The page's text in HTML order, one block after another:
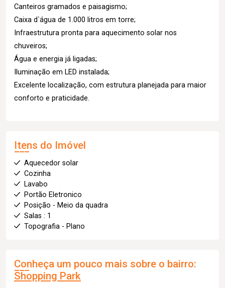
Canteiros gramados e paisagismo;
Caixa d`água de 1.000 litros em torre;
Infraestrutura pronta para aquecimento solar nos
chuveiros;
Água e energia já ligadas;
Iluminação em LED instalada;
Excelente localização, com estrutura planejada para maior
conforto e praticidade.
Itens do Imóvel
Aquecedor solar
Cozinha
Lavabo
Portão Eletronico
Posição - Meio da quadra
Salas : 1
Topografia - Plano
Conheça um pouco mais sobre o bairro:
Shopping Park